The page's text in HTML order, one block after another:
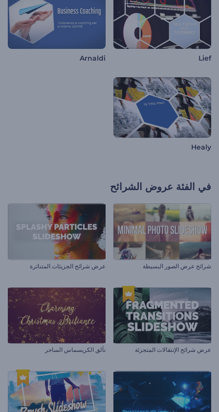
Lief
Arnaldi
Healy
في الفئة عروض الشرائح
شرائح عرض الصور البسيطة عرض شرائح الجزيئات المتناثرة
عرض شرائح الإنتقالات المتجزئة تألق الكريسماس الساحر